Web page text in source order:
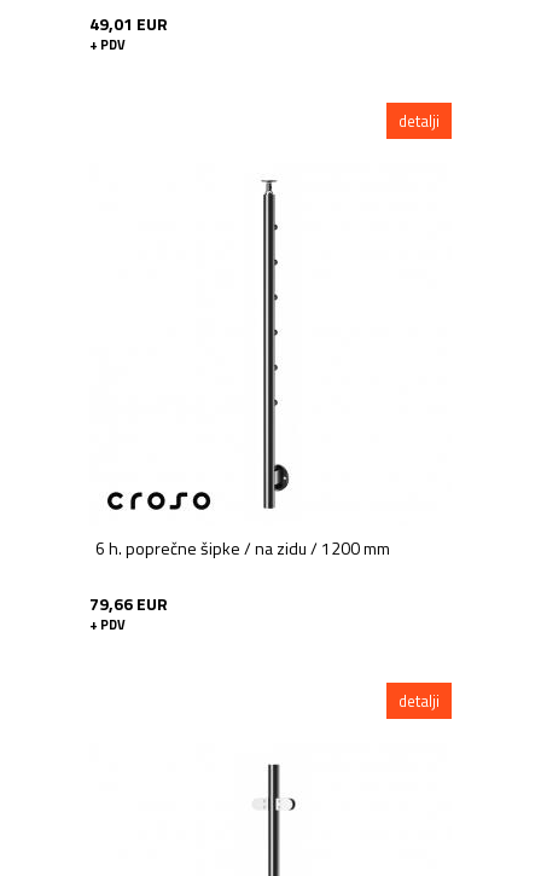
49,01 EUR
+ PDV
detalji
6 h. poprečne šipke / na zidu / 1200 mm
79,66 EUR
+ PDV
detalji